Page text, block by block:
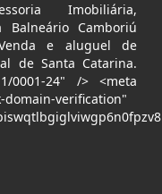
Imobiliária,
Balneário Camboriú
e aluguel de
de Santa Catarina.
0001-24" /> <meta
domain-verification"